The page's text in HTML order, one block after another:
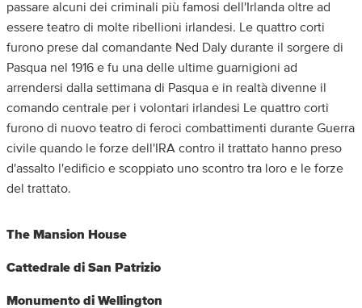
passare alcuni dei criminali più famosi dell'Irlanda oltre ad
essere teatro di molte ribellioni irlandesi. Le quattro corti
furono prese dal comandante Ned Daly durante il sorgere di
Pasqua nel 1916 e fu una delle ultime guarnigioni ad
arrendersi dalla settimana di Pasqua e in realtà divenne il
comando centrale per i volontari irlandesi Le quattro corti
furono di nuovo teatro di feroci combattimenti durante Guerra
civile quando le forze dell'IRA contro il trattato hanno preso
d'assalto l'edificio e scoppiato uno scontro tra loro e le forze
del trattato.
The Mansion House
Cattedrale di San Patrizio
Monumento di Wellington